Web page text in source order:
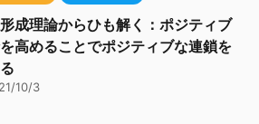
成理論からひも解く：ポジティブ
高めることでポジティブな連鎖を
10/3